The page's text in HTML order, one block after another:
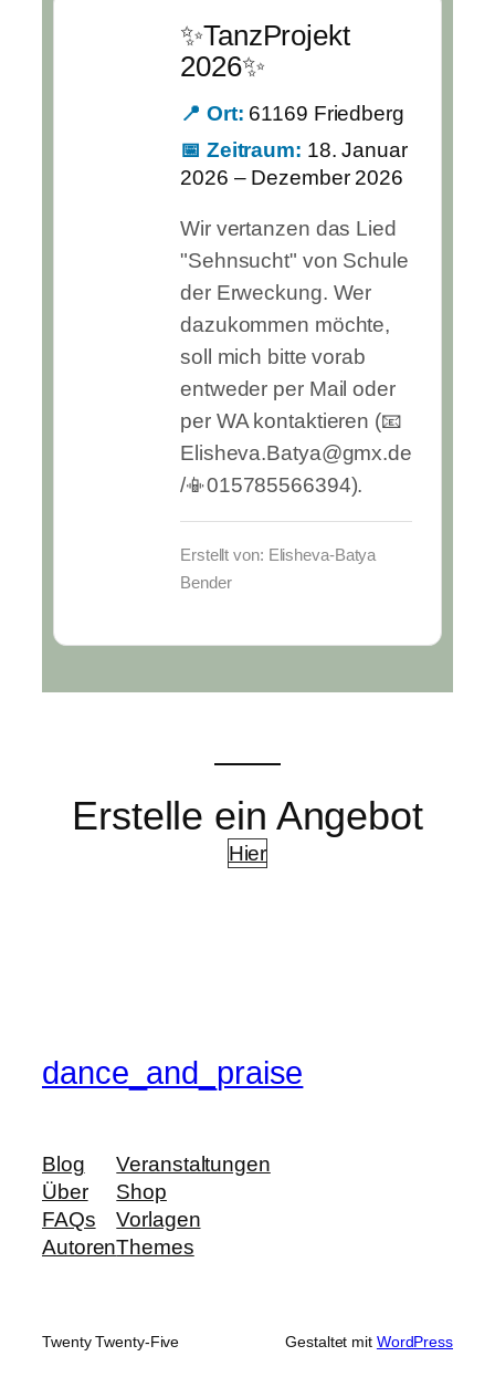
✨TanzProjekt
2026✨
📍 Ort: 61169 Friedberg
📅 Zeitraum: 18. Januar
2026 – Dezember 2026
Wir vertanzen das Lied
"Sehnsucht" von Schule
der Erweckung. Wer
dazukommen möchte,
soll mich bitte vorab
entweder per Mail oder
per WA kontaktieren (📧
Elisheva.Batya@gmx.de
/📳015785566394).
Erstellt von: Elisheva-Batya
Bender
Erstelle ein Angebot
Hier
dance_and_praise
Blog
Über
FAQs
Autoren
Veranstaltungen
Shop
Vorlagen
Themes
Twenty Twenty-Five Gestaltet mit WordPress